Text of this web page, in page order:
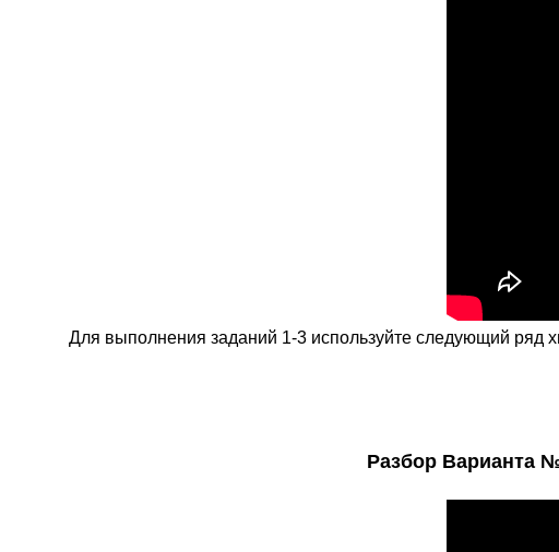
Для выполнения заданий 1-3 используйте следующий ряд
Разбор Варианта